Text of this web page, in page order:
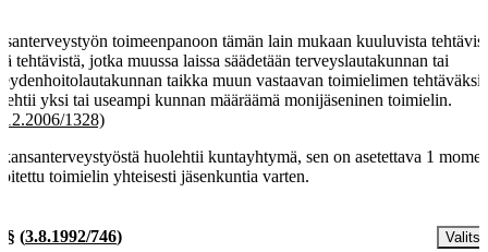
toimeenpanoon tämän lain mukaan kuuluvista
tehtävistä, jotka muussa laissa säädetään terveyslautakunnan tai
taikka muun vastaavan toimielimen tehtäväksi,
yksi tai useampi kunnan määräämä monijäseninen toimielin.
1328)
kansanterveystyöstä huolehtii kuntayhtymä, sen on asetettava 1
toimielin yhteisesti jäsenkuntia varten.
§ (3.8.1992/746)